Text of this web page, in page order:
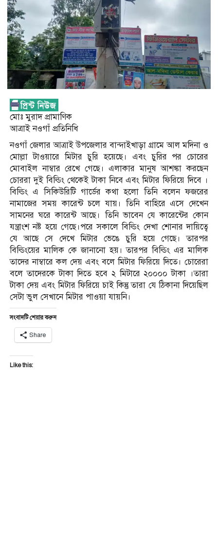
মোঃ মুরাদ প্রামাণিক
আত্রাই নওগাঁ প্রতিনিধি
নওগাঁ জেলার আত্রাই উপজেলার বান্দাইখাড়া গ্রামে আল মদিনা ও
মোল্লা টাওয়ারে মিটার চুরি হয়েছে। এবং চুরির পর চোরের
মোবাইল নাম্বার রেখে গেছে। এলাকার মানুষ আশঙ্কা করছেন
চোররা দুই বিল্ডিং থেকেই টাকা নিবে এবং মিটার ফিরিয়ে দিবে ।
বিল্ডিং এ সিকিউরিটি গার্ডের কথা হলো তিনি বলেন ফজরের
নামাজের সময় কারেন্ট চলে যায়। তিনি বাহিরে এসে দেখেন
সামনের ঘরে কারেন্ট আছে। তিনি ভাবেন যে কারেন্টের কোন
যন্ত্রাংশ নষ্ট হয়ে গেছে।পরে সকালে বিল্ডিং দেখা শোনার দায়িত্বে
যে আছে সে দেখে মিটার ভেঙে চুরি হয়ে গেছে। তারপর
বিল্ডিংয়ের মালিক কে জানানো হয়। তারপর বিল্ডিং এর মালিক
তাদের নাম্বারে কল দেয় এবং বলে মিটার ফিরিয়ে দিতে। চোরেরা
বলে তাদেরকে টাকা দিতে হবে ২ মিটারে ২০০০০ টাকা ।তারা
টাকা দেয় এবং মিটার ফিরিয়ে চাই কিন্তু তারা যে ঠিকানা দিয়েছিল
সেটা ভুল সেখানে মিটার পাওয়া যায়নি।
সংবাদটি শেয়ার করুন
Share
Like this: